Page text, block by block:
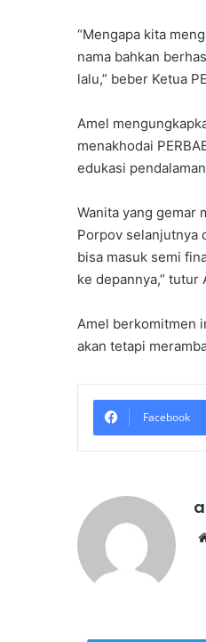
“Mengapa kita
nama bahkan
lalu,” beber Ketua
Amel
menakhodai
edukasi
Wanita yang gemar
Porpov selanjutnya
bisa masuk semi
ke depannya,” tutur
Amel berkomitmen
akan tetapi
Facebook